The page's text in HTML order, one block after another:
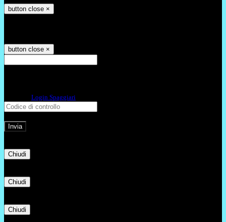
button close ×
button close ×
Login Spaggiari
Chiudi
Chiudi
Chiudi